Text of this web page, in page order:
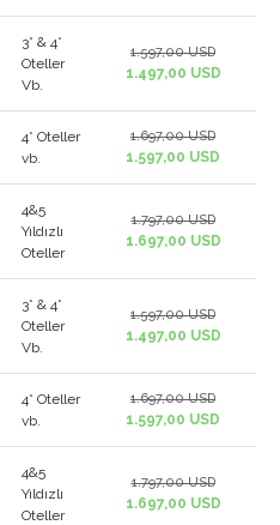
3* & 4*
Oteller
Vb.
1.597,00 USD
1.497,00 USD
4* Oteller
vb.
1.697,00 USD
1.597,00 USD
4&5
Yıldızlı
Oteller
1.797,00 USD
1.697,00 USD
3* & 4*
Oteller
Vb.
1.597,00 USD
1.497,00 USD
4* Oteller
vb.
1.697,00 USD
1.597,00 USD
4&5
Yıldızlı
Oteller
1.797,00 USD
1.697,00 USD